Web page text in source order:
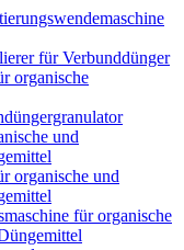
für Verbunddünger
organische
und
organische und
für organische